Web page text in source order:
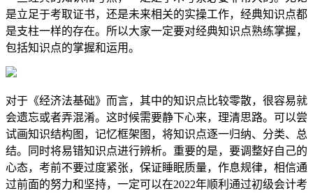
是立足于考取证书，还是未来相关的实操工作，经典知识点都
是支柱一样的存在。所以大家一定要对经典知识点熟练掌握，
包括知识点的掌握和运用。
对于《经济法基础》而言，其中的知识点比较零散，很容易就
会遗忘或者弄混淆。这时候需要静下心来，理清思路。可以尝
试画知识结构图，记忆框架图，将知识点逐一归纳、分类、总
结。同时将易错知识点进行辨析。重要的是，要调整好自己的
心态，考前不要过度紧张，保证睡眠质量，作息规律，相信通
过前面的努力和坚持，一定可以在2022年顺利通过初级会计考